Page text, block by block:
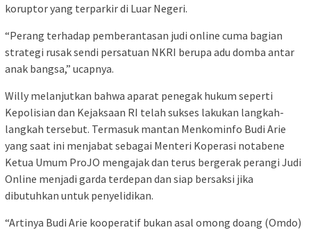
koruptor yang terparkir di Luar Negeri.
“Perang terhadap pemberantasan judi online cuma bagian
strategi rusak sendi persatuan NKRI berupa adu domba antar
anak bangsa,” ucapnya.
Willy melanjutkan bahwa aparat penegak hukum seperti
Kepolisian dan Kejaksaan RI telah sukses lakukan langkah-
langkah tersebut. Termasuk mantan Menkominfo Budi Arie
yang saat ini menjabat sebagai Menteri Koperasi notabene
Ketua Umum ProJO mengajak dan terus bergerak perangi Judi
Online menjadi garda terdepan dan siap bersaksi jika
dibutuhkan untuk penyelidikan.
“Artinya Budi Arie kooperatif bukan asal omong doang (Omdo)